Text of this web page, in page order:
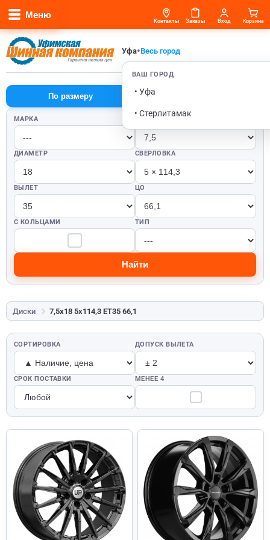
Меню
Уфа•Весь город
ВАШ ГОРОД
• Уфа
• Стерлитамак
Контакты Заказы Вход Корзина
По размеру
МАРКА ШИРИНА
ДИАМЕТР СВЕРЛОВКА
ВЫЛЕТ ЦО
С КОЛЬЦАМИ ТИП
Найти
Диски 7,5x18 5x114,3 ET35 66,1
СОРТИРОВКА ДОПУСК ВЫЛЕТА
СРОК ПОСТАВКИ МЕНЕЕ 4